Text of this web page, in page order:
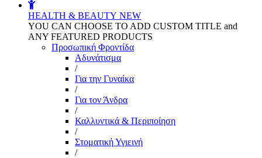
HEALTH & BEAUTY NEW
YOU CAN CHOOSE TO ADD CUSTOM TITLE and
ANY FEATURED PRODUCTS
Προσωπική Φροντίδα
Αδυνάτισμα
/
Για την Γυναίκα
/
Για τον Άνδρα
/
Καλλυντικά & Περιποίηση
/
Στοματική Υγιεινή
/